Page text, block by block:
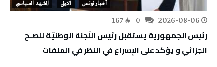
أخبار تونس الاولى المشهد السياسي
2026-08-06
167
رئيس الجمهورية يستقبل رئيس اللّجنة الوطنيّة للصلح
الجزائي و يؤكد على الإسراع في النظر في الملفات